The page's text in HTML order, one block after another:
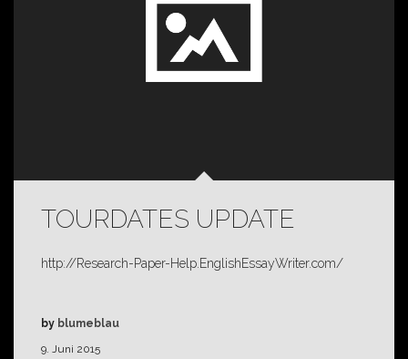
TOURDATES UPDATE
http://Research-Paper-Help.EnglishEssayWriter.com/
9. Juni 2015
by blumeblau